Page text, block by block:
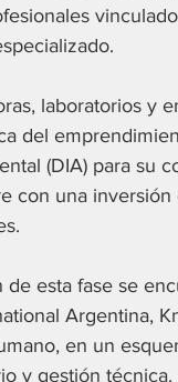
laboratorios y
del
(DIA) para su
con una inversión
de esta fase se
Argentina,
en un
y gestión